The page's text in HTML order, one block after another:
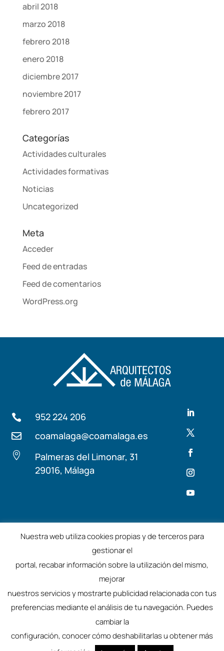
abril 2018
marzo 2018
febrero 2018
enero 2018
diciembre 2017
noviembre 2017
febrero 2017
Categorías
Actividades culturales
Actividades formativas
Noticias
Uncategorized
Meta
Acceder
Feed de entradas
Feed de comentarios
WordPress.org
 952 224 206
 coamalaga@coamalaga.es

Palmeras del Limonar, 31
29016, Málaga
Aviso LegalTérminos y condiciones
©2025 – Colegio de Arquitectos de Málaga
Nuestra web utiliza cookies propias y de terceros para
gestionar el
portal, recabar información sobre la utilización del mismo,
mejorar
nuestros servicios y mostrarte publicidad relacionada con tus
preferencias mediante el análisis de tu navegación. Puedes
cambiar la
configuración, conocer cómo deshabilitarlas u obtener más